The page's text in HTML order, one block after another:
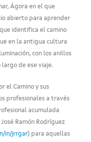
Ágora en el que
abierto para aprender
identifica el camino
en la antigua cultura
con los anillos
de ese viaje.
el Camino y sus
profesionales a través
acumulada
Ramón Rodríguez
in/jrrgar) para aquellas